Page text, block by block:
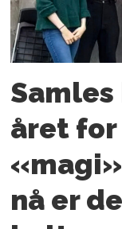
året for
nå er